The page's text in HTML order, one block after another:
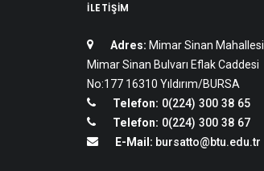
İLETIŞIM
Adres: Mimar Sinan Mahallesi
Mimar Sinan Bulvarı Eflak Caddesi
No:177 16310 Yıldırım/BURSA
Telefon: 0(224) 300 38 65
Telefon: 0(224) 300 38 67
E-Mail: bursatto@btu.edu.tr